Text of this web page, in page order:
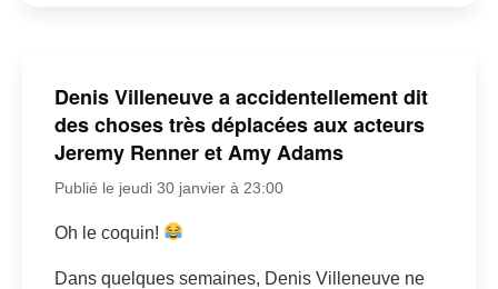
Denis Villeneuve a accidentellement dit
des choses très déplacées aux acteurs
Jeremy Renner et Amy Adams
Publié le jeudi 30 janvier à 23:00
Oh le coquin!
Dans quelques semaines, Denis Villeneuve ne